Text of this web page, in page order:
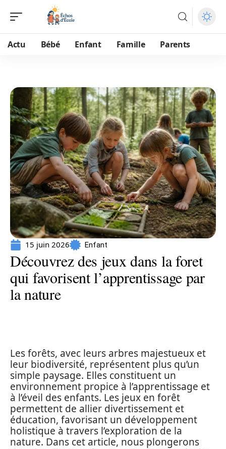
Actu Bébé Enfant Famille Parents
15 juin 2026 Enfant
Découvrez des jeux dans la foret
qui favorisent l’apprentissage par
la nature
Les forêts, avec leurs arbres majestueux et
leur biodiversité, représentent plus qu’un
simple paysage. Elles constituent un
environnement propice à l’apprentissage et
à l’éveil des enfants. Les jeux en forêt
permettent de allier divertissement et
éducation, favorisant un développement
holistique à travers l’exploration de la
nature. Dans cet article, nous plongerons